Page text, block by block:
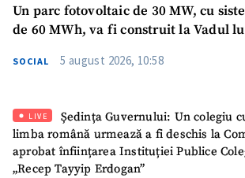
Un parc fotovoltaic de 30 MW, cu
de 60 MWh, va fi construit la Vadul
SOCIAL 5 august 2026, 10:58
LIVE
Ședința Guvernului: Un colegiu
limba română urmează a fi deschis la
aprobat înființarea Instituției Publice
„Recep Tayyip Erdogan”
Mesajul știrei
+ Mesajul știrei
CONTACT SURSĂ
Nume+ Numele meu
Email+ Emailul meu